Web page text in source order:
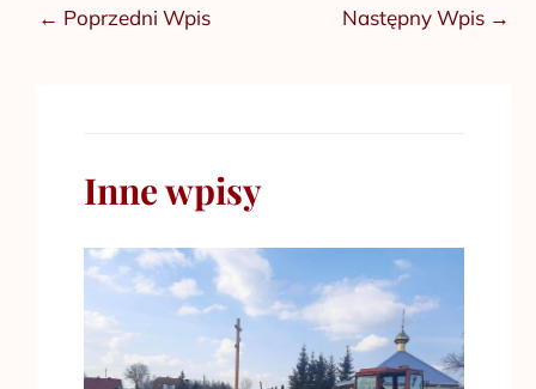
← Poprzedni Wpis Następny Wpis →
Inne wpisy